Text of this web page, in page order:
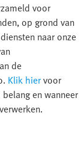
voor
op grond van
naar onze
de
Klik hiervoor
en wanneer